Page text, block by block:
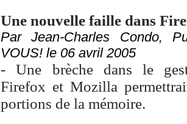
Une nouvelle faille dans
Par Jean-Charles Condo,
VOUS! le 06 avril 2005
- Une brèche dans le
Firefox et Mozilla
portions de la mémoire.